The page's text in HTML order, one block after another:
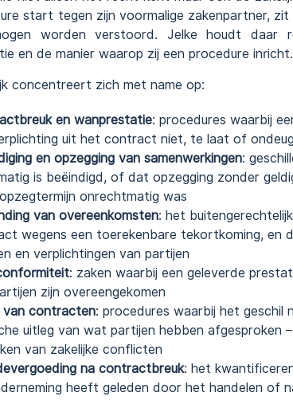
start tegen zijn voormalige zakenpartner,
worden verstoord. Jelke houdt daar
en de manier waarop zij een procedure inricht.
concentreert zich met name op:
en wanprestatie: procedures waarbij
uit het contract niet, te laat of
en opzegging van samenwerkingen:
is beëindigd, of dat opzegging zonder
onrechtmatig was
van overeenkomsten: het
wegens een toerekenbare tekortkoming, en
en verplichtingen van partijen
: zaken waarbij een geleverde
zijn overeengekomen
van contracten: procedures waarbij het geschil
uitleg van wat partijen hebben afgesproken
van zakelijke conflicten
na contractbreuk: het
heeft geleden door het handelen of